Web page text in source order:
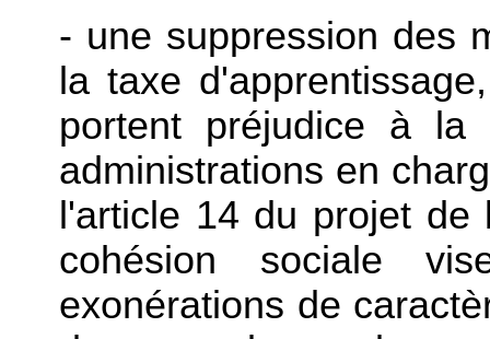
- une suppression des
la taxe
portent préjudice à
administrations en
l'article 14 du projet de
cohésion sociale
exonérations de